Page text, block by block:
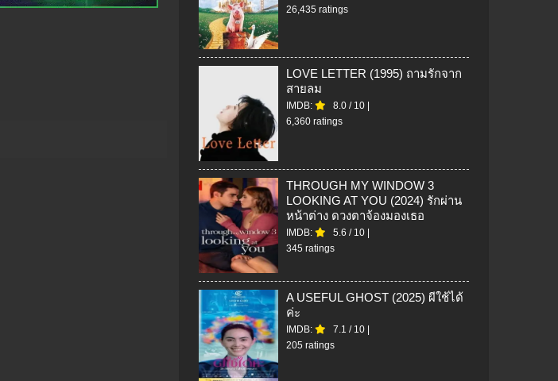
26,435 ratings
LOVE LETTER (1995) ถามรักจาก
สายลม
IMDB: 8.0 / 10
6,360 ratings
THROUGH MY WINDOW 3
LOOKING AT YOU (2024) รักผ่าน
หน้าต่าง ดวงตาจ้องมองเธอ
IMDB: 5.6 / 10
345 ratings
A USEFUL GHOST (2025) ผีใช้ได้
ค่ะ
IMDB: 7.1 / 10
205 ratings